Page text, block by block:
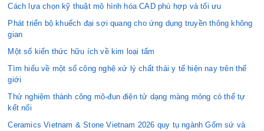
Cách lựa chọn kỹ thuật mô hình hóa CAD phù hợp và tối ưu
Phát triển bộ khuếch đại sợi quang cho ứng dụng truyền thông không
gian
Một số kiến thức hữu ích về kim loại tấm
Tìm hiểu về một số công nghệ xử lý chất thải y tế hiện nay trên thế
giới
Thử nghiệm thành công mô-đun điện tử dạng màng mỏng có thể tự
kết nối
Ceramics Vietnam & Stone Vietnam 2026 quy tụ ngành Gốm sứ và